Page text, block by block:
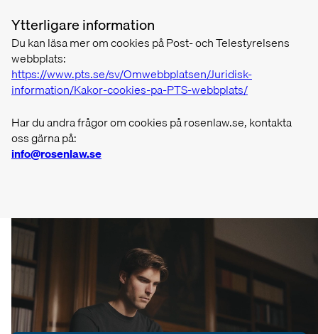
Ytterligare information
Du kan läsa mer om cookies på Post- och Telestyrelsens
webbplats:
https://www.pts.se/sv/Omwebbplatsen/Juridisk-
information/Kakor-cookies-pa-PTS-webbplats/
Har du andra frågor om cookies på rosenlaw.se, kontakta
oss gärna på:
info@rosenlaw.se